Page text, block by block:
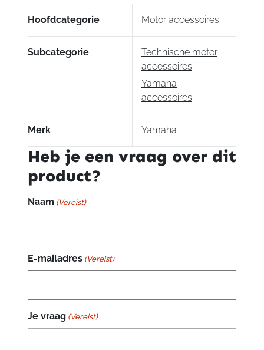
Hoofdcategorie Motor accessoires
Subcategorie
Technische motor
accessoires
Yamaha
accessoires
Merk Yamaha
Heb je een vraag over dit
product?
Naam (Vereist)
E-mailadres (Vereist)
Je vraag (Vereist)